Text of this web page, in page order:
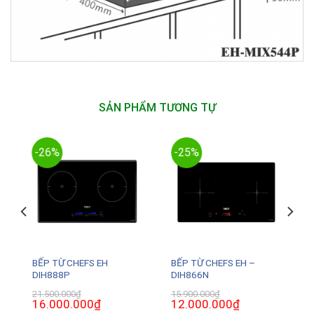
SẢN PHẨM TƯƠNG TỰ
-26%
BẾP TỪ CHEFS EH
DIH888P
21.500.000₫
Giá
gốc
16.000.000₫Giá
hiện
-25%
BẾP TỪ CHEFS EH –
DIH866N
15.900.000₫
Giá
gốc
12.000.000₫Giá
hiện